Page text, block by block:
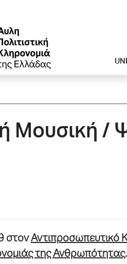
Μουσική /
στονΑντιπροσωπευτικό
της Ανθρωπότητας.